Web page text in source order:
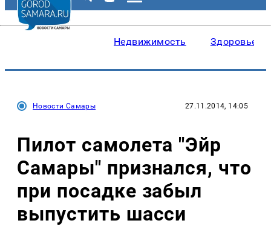
Недвижимость Здоровье
Новости Самары 27.11.2014, 14:05
Пилот самолета "Эйр
Самары" признался, что
при посадке забыл
выпустить шасси